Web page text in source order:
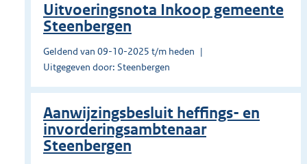
Uitvoeringsnota Inkoop gemeente
Steenbergen
Geldend van 09-10-2025 t/m heden
Uitgegeven door: Steenbergen
Aanwijzingsbesluit heffings- en
invorderingsambtenaar
Steenbergen